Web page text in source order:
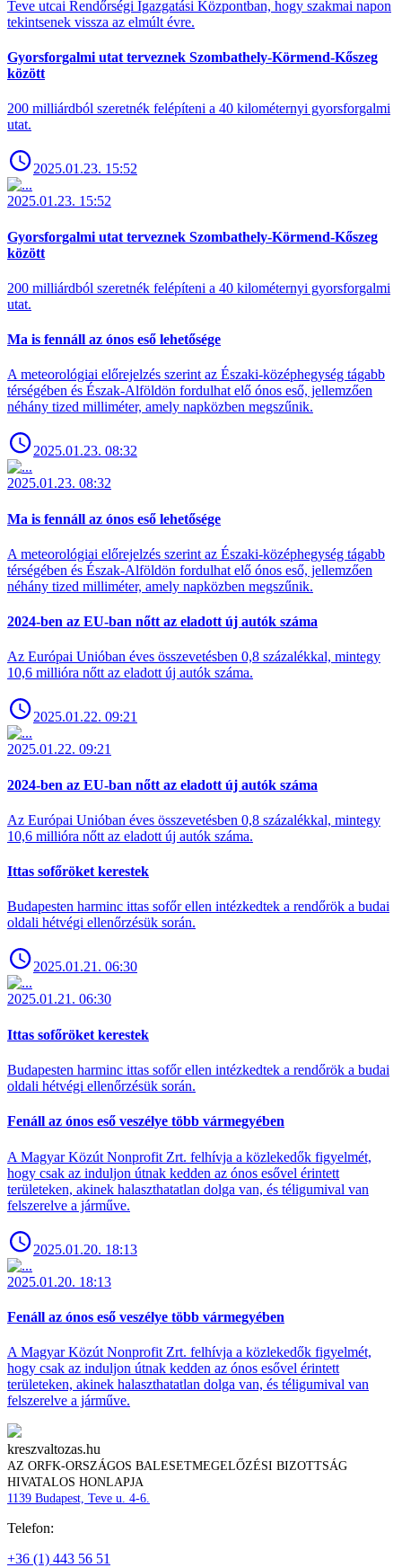
Teve utcai Rendőrségi Igazgatási Központban, hogy szakmai napon
tekintsenek vissza az elmúlt évre.
Gyorsforgalmi utat terveznek Szombathely-Körmend-Kőszeg
között
200 milliárdból szeretnék felépíteni a 40 kilométernyi gyorsforgalmi
utat.
2025.01.23. 15:52
2025.01.23. 15:52
Gyorsforgalmi utat terveznek Szombathely-Körmend-Kőszeg
között
200 milliárdból szeretnék felépíteni a 40 kilométernyi gyorsforgalmi
utat.
Ma is fennáll az ónos eső lehetősége
A meteorológiai előrejelzés szerint az Északi-középhegység tágabb
térségében és Észak-Alföldön fordulhat elő ónos eső, jellemzően
néhány tized milliméter, amely napközben megszűnik.
2025.01.23. 08:32
2025.01.23. 08:32
Ma is fennáll az ónos eső lehetősége
A meteorológiai előrejelzés szerint az Északi-középhegység tágabb
térségében és Észak-Alföldön fordulhat elő ónos eső, jellemzően
néhány tized milliméter, amely napközben megszűnik.
2024-ben az EU-ban nőtt az eladott új autók száma
Az Európai Unióban éves összevetésben 0,8 százalékkal, mintegy
10,6 millióra nőtt az eladott új autók száma.
2025.01.22. 09:21
2025.01.22. 09:21
2024-ben az EU-ban nőtt az eladott új autók száma
Az Európai Unióban éves összevetésben 0,8 százalékkal, mintegy
10,6 millióra nőtt az eladott új autók száma.
Ittas sofőröket kerestek
Budapesten harminc ittas sofőr ellen intézkedtek a rendőrök a budai
oldali hétvégi ellenőrzésük során.
2025.01.21. 06:30
2025.01.21. 06:30
Ittas sofőröket kerestek
Budapesten harminc ittas sofőr ellen intézkedtek a rendőrök a budai
oldali hétvégi ellenőrzésük során.
Fenáll az ónos eső veszélye több vármegyében
A Magyar Közút Nonprofit Zrt. felhívja a közlekedők figyelmét,
hogy csak az induljon útnak kedden az ónos esővel érintett
területeken, akinek halaszthatatlan dolga van, és téligumival van
felszerelve a járműve.
2025.01.20. 18:13
2025.01.20. 18:13
Fenáll az ónos eső veszélye több vármegyében
A Magyar Közút Nonprofit Zrt. felhívja a közlekedők figyelmét,
hogy csak az induljon útnak kedden az ónos esővel érintett
területeken, akinek halaszthatatlan dolga van, és téligumival van
felszerelve a járműve.
kreszvaltozas.hu
AZ ORFK-ORSZÁGOS BALESETMEGELŐZÉSI BIZOTTSÁG
HIVATALOS HONLAPJA
1139 Budapest, Teve u. 4-6.
Telefon:
+36 (1) 443 56 51